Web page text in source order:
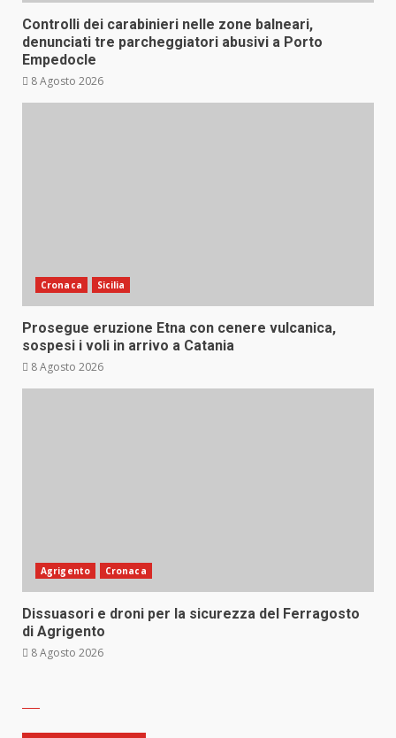
Controlli dei carabinieri nelle zone balneari,
denunciati tre parcheggiatori abusivi a Porto
Empedocle
8 Agosto 2026
Cronaca Sicilia
Prosegue eruzione Etna con cenere vulcanica,
sospesi i voli in arrivo a Catania
8 Agosto 2026
Agrigento Cronaca
Dissuasori e droni per la sicurezza del Ferragosto
di Agrigento
8 Agosto 2026